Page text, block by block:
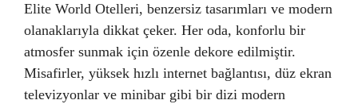
Elite World Otelleri, benzersiz tasarımları ve modern
olanaklarıyla dikkat çeker. Her oda, konforlu bir
atmosfer sunmak için özenle dekore edilmiştir.
Misafirler, yüksek hızlı internet bağlantısı, düz ekran
televizyonlar ve minibar gibi bir dizi modern